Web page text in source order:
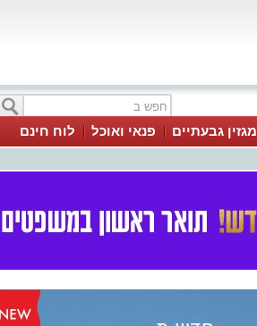
מגזין גבעתיים פנאי ואוכל לוח חינם